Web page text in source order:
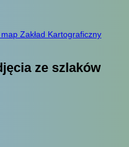
ze szlaków